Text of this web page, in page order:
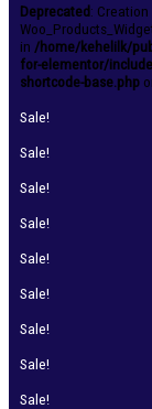
Deprecated:
in /home/kehelilk/
for-elementor/
shortcode-base.php
Sale!
Sale!
Sale!
Sale!
Sale!
Sale!
Sale!
Sale!
Sale!